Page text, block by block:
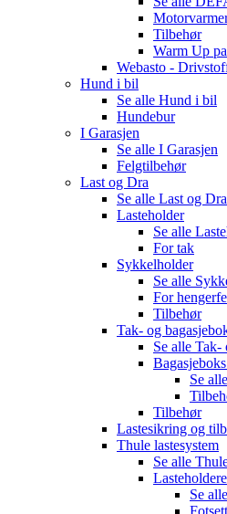
Tilbehør
Warm Up
Webasto -
Hund i bil
Se alle Hund i bil
Hundebur
I Garasjen
Se alle I Garasjen
Felgtilbehør
Last og Dra
Se alle Last og Dra
Lasteholder
Se alle
For tak
Sykkelholder
Se alle
For
Tilbehør
Tak- og
Se alle Tak-
Se alle
Tilbehør
Lastesikring og
Thule lastesystem
Se alle
Lasteholdere
Se alle
Fotsett